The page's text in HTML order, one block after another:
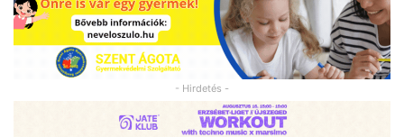
- Hirdetés -